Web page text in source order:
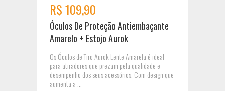
R$ 109,90
Óculos De Proteção Antiembaçante
Amarelo + Estojo Aurok
Os Óculos de Tiro Aurok Lente Amarela é ideal
para atiradores que prezam pela qualidade e
desempenho dos seus acessórios. Com design que
aumenta a ...